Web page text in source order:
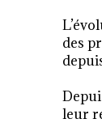
des
leur